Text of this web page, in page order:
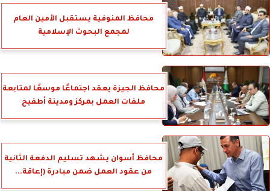
محافظ المنوفية يستقبل الأمين العام
لمجمع البحوث الإسلامية
محافظ الجيزة يعقد اجتماعًا موسعًا لمتابعة
ملفات العمل بمركز ومدينة أطفيح
محافظ أسوان يشهد تسليم الدفعة الثانية
من عقود العمل ضمن مبادرة (إعاقة...